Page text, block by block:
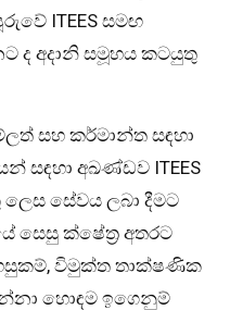
ITEES සමඟ
ද අදානි සමූහය කටයුතු
සහ කර්මාන්ත සඳහා
සඳහා අඛණ්ඩව ITEES
සේවය ලබා දීමට
සෙසු ක්ෂේත්‍ර අතරට
විමුක්ත තාක්ෂණික
හොඳම ඉගෙනුම්